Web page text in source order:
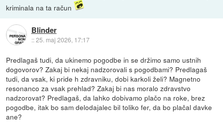
kriminala na ta račun
Blinder
::25. maj 2026, 17:17
Predlagaš tudi, da ukinemo pogodbe in se držimo samo ustnih
dogovorov? Zakaj bi nekaj nadzorovali s pogodbami? Predlagaš
tudi, da vsak, ki pride h zdravniku, dobi karkoli želi? Magnetno
resonanco za vsak prehlad? Zakaj bi nas moralo zdravstvo
nadzorovat? Predlagaš, da lahko dobivamo plačo na roke, brez
pogodbe, itak bo sam delodajalec bil toliko fer, da bo plačal davke
ane?